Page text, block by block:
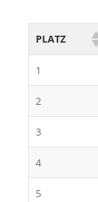
PLATZ
1
2
3
4
5